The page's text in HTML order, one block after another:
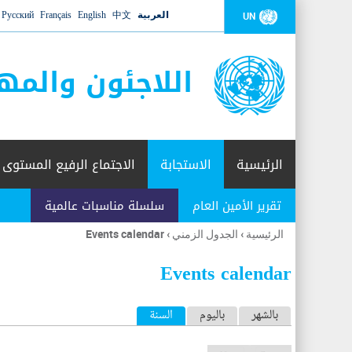
UN العربية 中文
English
Français
Русский
اللاجئون
الرئيسية الاستجابة
تقرير الأمين العام سلسلة مناسبات عالمية
الاجتماع الرفيع المستوى
أنت
هنا
الرئيسية › الجدول الزمني ›
Events calendar
Events calendar
ا
ل
بالشهر باليوم السنة (علامة التبويب النشطة)